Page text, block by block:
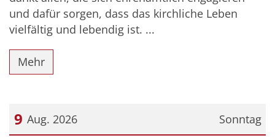
und dafür sorgen, dass das kirchliche Leben
vielfältig und lebendig ist. ...
Mehr
Sonntag
9 Aug. 2026